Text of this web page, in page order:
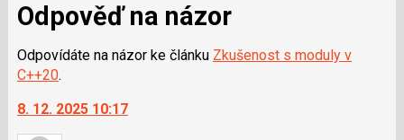
Odpověď na názor
Odpovídáte na názor ke článku Zkušenost s moduly v
C++20.
8. 12. 2025 10:17